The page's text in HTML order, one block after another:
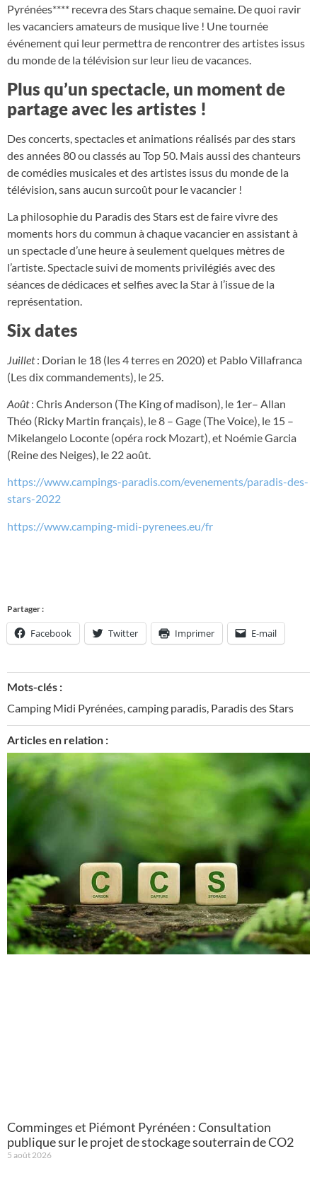
Pyrénées**** recevra des Stars chaque semaine. De quoi ravir
les vacanciers amateurs de musique live ! Une tournée
événement qui leur permettra de rencontrer des artistes issus
du monde de la télévision sur leur lieu de vacances.
Plus qu’un spectacle, un moment de
partage avec les artistes !
Des concerts, spectacles et animations réalisés par des stars
des années 80 ou classés au Top 50. Mais aussi des chanteurs
de comédies musicales et des artistes issus du monde de la
télévision, sans aucun surcoût pour le vacancier !
La philosophie du Paradis des Stars est de faire vivre des
moments hors du commun à chaque vacancier en assistant à
un spectacle d’une heure à seulement quelques mètres de
l’artiste. Spectacle suivi de moments privilégiés avec des
séances de dédicaces et selfies avec la Star à l’issue de la
représentation.
Six dates
Juillet: Dorian le 18 (les 4 terres en 2020) et Pablo Villafranca
(Les dix commandements), le 25.
Août: Chris Anderson (The King of madison), le 1er– Allan
Théo (Ricky Martin français), le 8 – Gage (The Voice), le 15 –
Mikelangelo Loconte (opéra rock Mozart), et Noémie Garcia
(Reine des Neiges), le 22 août.
https://www.campings-paradis.com/evenements/paradis-des-
stars-2022
https://www.camping-midi-pyrenees.eu/fr
Partager :
Facebook Twitter Imprimer E-mail
Mots-clés :
Camping Midi Pyrénées,camping paradis, Paradis des Stars
Articles en relation :
Comminges et Piémont Pyrénéen : Consultation
publique sur le projet de stockage souterrain de CO2
5 août 2026